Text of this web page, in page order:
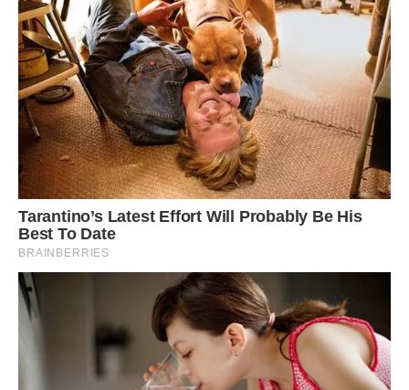
– А ти куди збираєшся?
– Домовилась зустрітися з подругою, – збрехала я.
– Куди ви йдете?
– В кафе.
– Удвох? Як це буде виглядати?
– Що? – не зрозуміла я.